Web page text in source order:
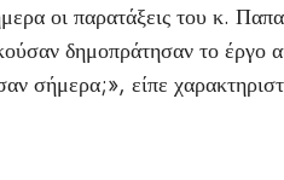
οι παρατάξεις του κ.
δημοπράτησαν το έργο
σήμερα;», είπε